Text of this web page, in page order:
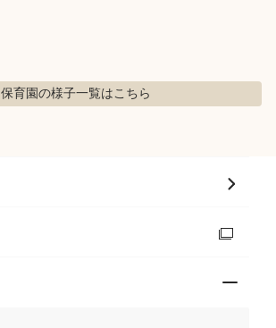
保育園の様子一覧はこちら